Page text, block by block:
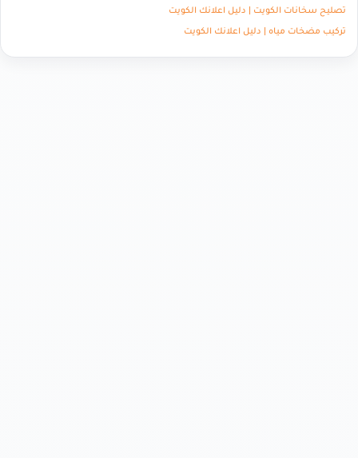
تصليح سخانات الكويت | دليل اعلانك الكويت
تركيب مضخات مياه | دليل اعلانك الكويت